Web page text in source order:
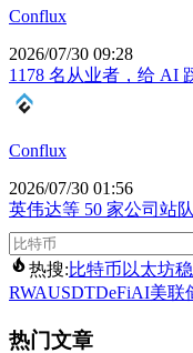
Conflux
2026/07/30 09:28
1178 名从业者，给 AI
Conflux
2026/07/30 01:56
英伟达等 50 家公司站
热搜:比特币 以太坊
RWAUSDTDeFiAI美联
热门文章